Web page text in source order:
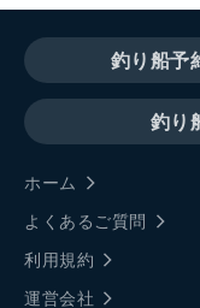
釣り船予
釣り
ホーム
よくあるご質問
利用規約
運営会社